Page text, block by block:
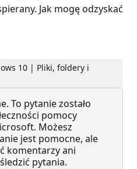
Jak mogę odzyskać
10 | Pliki, foldery i
To pytanie zostało
pomocy
Możesz
jest pomocne, ale
komentarzy ani
pytania.